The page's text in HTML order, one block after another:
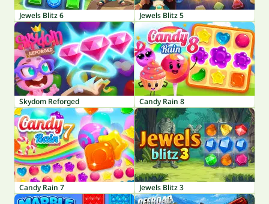
Jewels Blitz 6 Jewels Blitz 5
Skydom Reforged Candy Rain 8
Candy Rain 7 Jewels Blitz 3